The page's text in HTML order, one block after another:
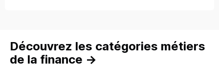
Découvrez les catégories métiers
de la finance →